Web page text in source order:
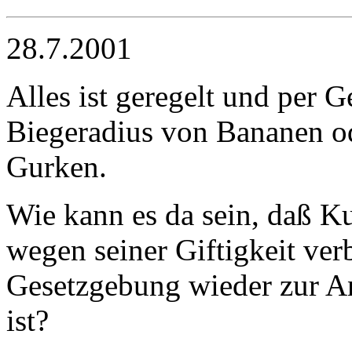
28.7.2001
Alles ist geregelt und per
Biegeradius von Bananen
Gurken.
Wie kann es da sein, daß
wegen seiner Giftigkeit
Gesetzgebung wieder zur
ist?